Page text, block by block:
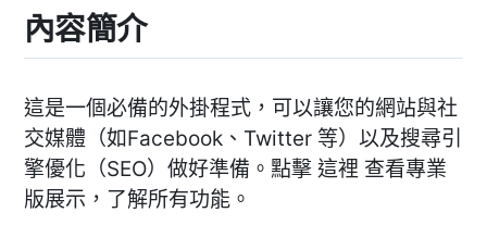
內容簡介
這是一個必備的外掛程式，可以讓您的網站與社
交媒體（如Facebook、Twitter 等）以及搜尋引
擎優化（SEO）做好準備。點擊 這裡 查看專業
版展示，了解所有功能。